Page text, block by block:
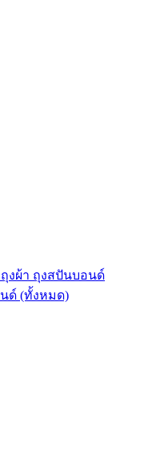
ถุงผ้า ถุงสปันบอนด์
นด์ (ทั้งหมด)